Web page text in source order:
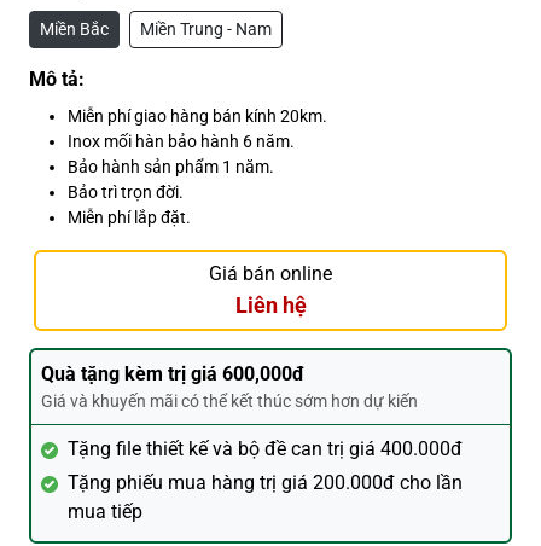
Miền Bắc Miền Trung - Nam
Mô tả:
Miễn phí giao hàng bán kính 20km.
Inox mối hàn bảo hành 6 năm.
Bảo hành sản phẩm 1 năm.
Bảo trì trọn đời.
Miễn phí lắp đặt.
Giá bán online
Liên hệ
Quà tặng kèm trị giá 600,000đ
Giá và khuyến mãi có thể kết thúc sớm hơn dự kiến
Tặng file thiết kế và bộ đề can trị giá 400.000đ
Tặng phiếu mua hàng trị giá 200.000đ cho lần
mua tiếp